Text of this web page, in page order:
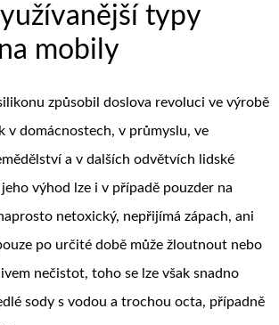
typy
mobily
způsobil doslova revoluci ve výrobě
v domácnostech, v průmyslu, ve
a v dalších odvětvích lidské
výhod lze i v případě pouzder na
netoxický, nepřijímá zápach, ani
po určité době může žloutnout nebo
nečistot, toho se lze však snadno
sody s vodou a trochou octa, případně